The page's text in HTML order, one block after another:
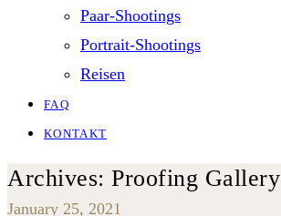
Paar-Shootings
Portrait-Shootings
Reisen
FAQ
KONTAKT
Archives:Proofing Gallery
January 25, 2021